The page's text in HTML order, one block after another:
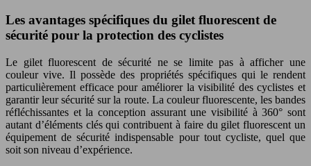
Les avantages spécifiques du gilet fluorescent de
sécurité pour la protection des cyclistes
Le gilet fluorescent de sécurité ne se limite pas à afficher une
couleur vive. Il possède des propriétés spécifiques qui le rendent
particulièrement efficace pour améliorer la visibilité des cyclistes et
garantir leur sécurité sur la route. La couleur fluorescente, les bandes
réfléchissantes et la conception assurant une visibilité à 360° sont
autant d’éléments clés qui contribuent à faire du gilet fluorescent un
équipement de sécurité indispensable pour tout cycliste, quel que
soit son niveau d’expérience.